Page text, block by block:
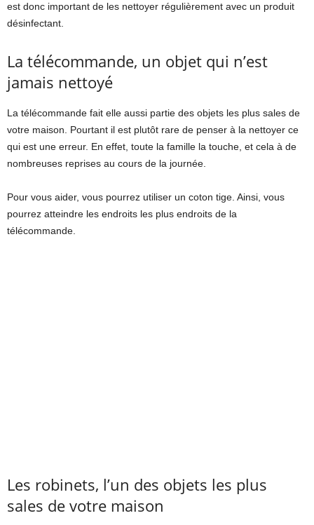
est donc important de les nettoyer régulièrement avec un produit
désinfectant.
La télécommande, un objet qui n’est
jamais nettoyé
La télécommande fait elle aussi partie des objets les plus sales de
votre maison. Pourtant il est plutôt rare de penser à la nettoyer ce
qui est une erreur. En effet, toute la famille la touche, et cela à de
nombreuses reprises au cours de la journée.
Pour vous aider, vous pourrez utiliser un coton tige. Ainsi, vous
pourrez atteindre les endroits les plus endroits de la
télécommande.
Les robinets, l’un des objets les plus
sales de votre maison